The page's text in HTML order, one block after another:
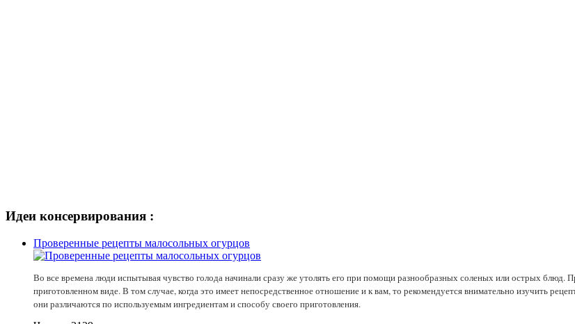
Идеи консервирования :
Проверенные рецепты малосольных огурцов
Во все времена люди испытывая чувство голода начинали сразу же утолять его при помощи разнообразных соленых или острых
приготовленном виде. В том случае, когда это имеет непосредственное отношение и к вам, то рекомендуется внимательно изучить
они различаются по используемым ингредиентам и способу своего приготовления.